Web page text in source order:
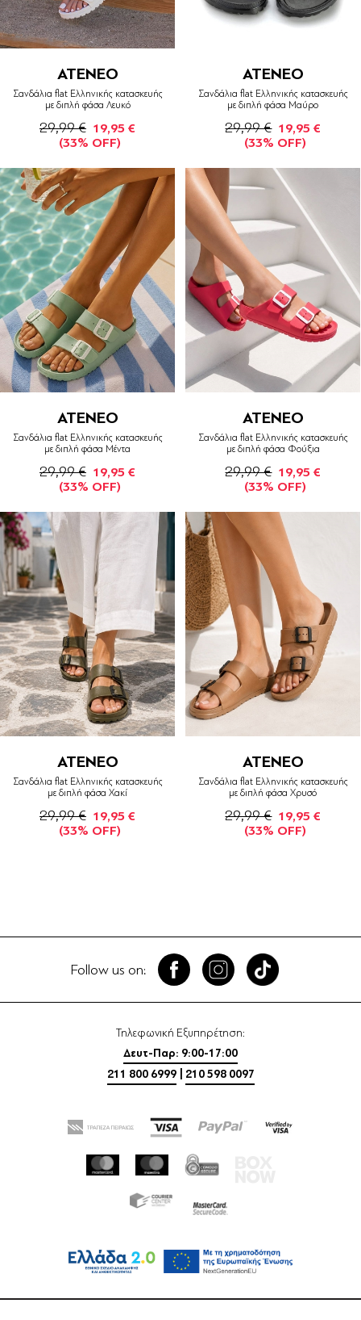
ATENEO
Σανδάλια flat Ελληνικής κατασκευής
με διπλή φάσα Λευκό
29,99 € 19,95 €
(33% OFF)
ATENEO
Σανδάλια flat Ελληνικής κατασκευής
με διπλή φάσα Μαύρο
29,99 € 19,95 €
(33% OFF)
ATENEO
Σανδάλια flat Ελληνικής κατασκευής
με διπλή φάσα Μέντα
29,99 € 19,95 €
(33% OFF)
ATENEO
Σανδάλια flat Ελληνικής κατασκευής
με διπλή φάσα Φούξια
29,99 € 19,95 €
(33% OFF)
ATENEO
Σανδάλια flat Ελληνικής κατασκευής
με διπλή φάσα Χακί
29,99 € 19,95 €
(33% OFF)
ATENEO
Σανδάλια flat Ελληνικής κατασκευής
με διπλή φάσα Χρυσό
29,99 € 19,95 €
(33% OFF)
Follow us on:
Τηλεφωνική Εξυπηρέτηση:
Δευτ-Παρ: 9:00-17:00
211 800 6999
210 598 0097